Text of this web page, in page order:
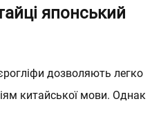
японський
дозволяють легко
китайської мови. Однак